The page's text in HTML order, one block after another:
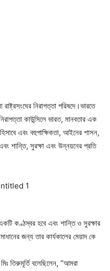
নিরাপত্তা পরিষদে।ভারতে
কাউন্সিলে ভারত, মানবতার এক
এবং বহুপাক্ষিকতা, আইনের শাসন,
শান্তি, সুরক্ষা এবং উন্নয়নের প্রতি
কণ্ঠস্বর হবে এবং শান্তি ও সুরক্ষার
জন্য তার কার্যকালের মেয়াদ কে
তিরুমূর্তি বলেছিলেন, “আমরা